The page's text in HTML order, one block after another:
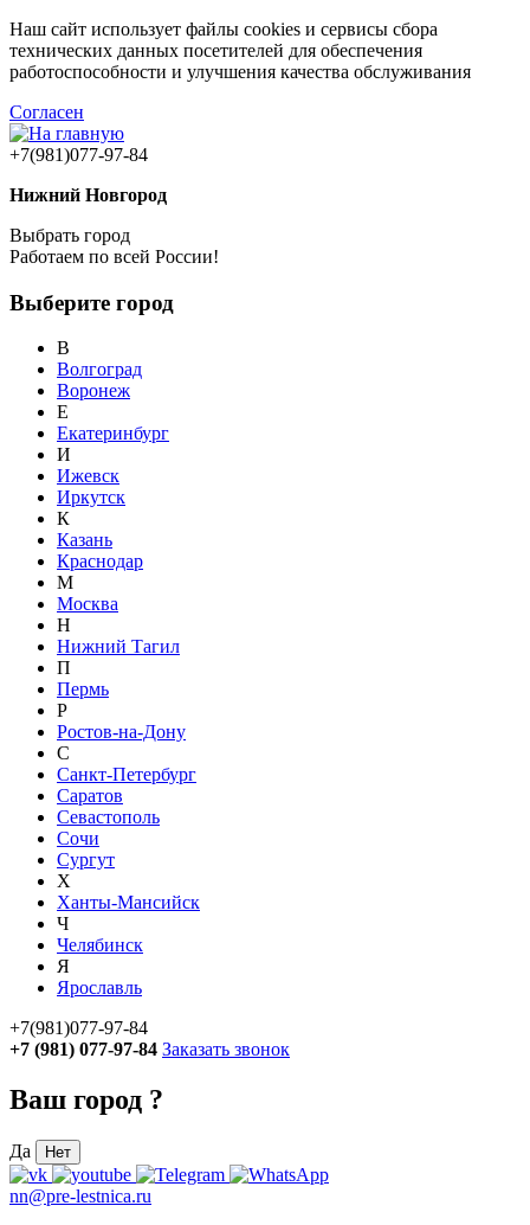
Наш сайт использует файлы cookies и сервисы сбора
технических данных посетителей для обеспечения
работоспособности и улучшения качества обслуживания
Согласен
+7(981)077-97-84
Нижний Новгород
Выбрать город
Работаем по всей России!
Выберите город
В
Волгоград
Воронеж
Е
Екатеринбург
И
Ижевск
Иркутск
К
Казань
Краснодар
М
Москва
Н
Нижний Тагил
П
Пермь
Р
Ростов-на-Дону
С
Санкт-Петербург
Саратов
Севастополь
Сочи
Сургут
Х
Ханты-Мансийск
Ч
Челябинск
Я
Ярославль
+7(981)077-97-84
+7 (981) 077-97-84 Заказать звонок
Ваш город ?
Да Нет
nn@pre-lestnica.ru